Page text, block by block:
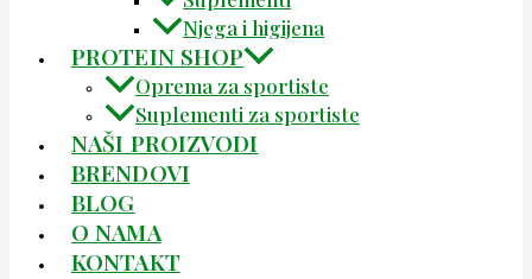
Njega i higijena
PROTEIN SHOP
Oprema za sportiste
Suplementi za sportiste
NAŠI PROIZVODI
BRENDOVI
BLOG
O NAMA
KONTAKT